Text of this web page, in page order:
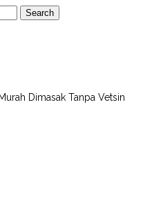
Dimasak Tanpa Vetsin